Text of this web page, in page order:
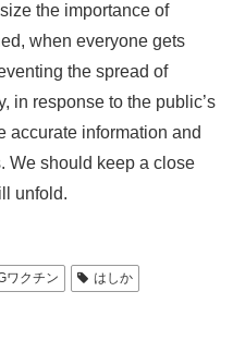
the importance of
when everyone gets
the spread of
in response to the public’s
accurate information and
We should keep a close
unfold.
ワクチン
はしか